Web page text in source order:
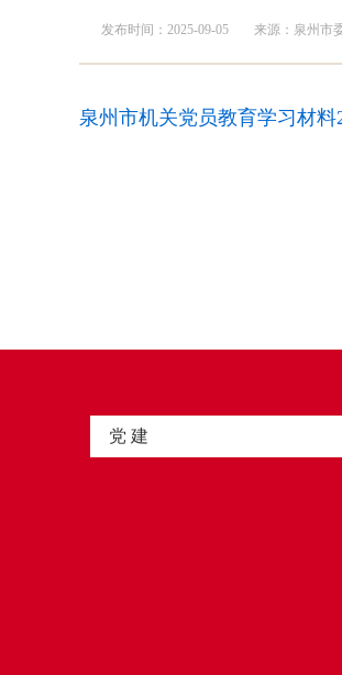
发布时间：2025-09-05 来源：泉州市
泉州市机关党员教育学习材料
党 建